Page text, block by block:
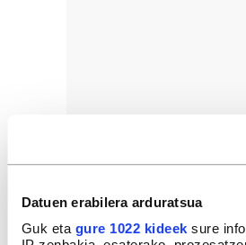
Datuen erabilera arduratsua
Guk eta gure 1022 kideek sure